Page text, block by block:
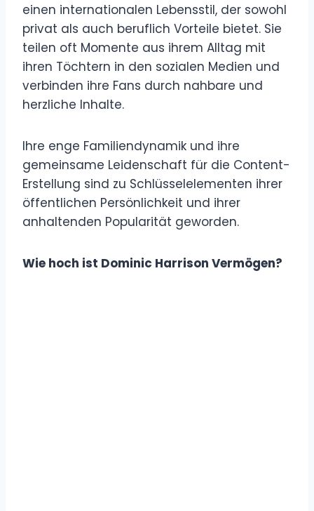
einen internationalen Lebensstil, der sowohl
privat als auch beruflich Vorteile bietet. Sie
teilen oft Momente aus ihrem Alltag mit
ihren Töchtern in den sozialen Medien und
verbinden ihre Fans durch nahbare und
herzliche Inhalte.
Ihre enge Familiendynamik und ihre
gemeinsame Leidenschaft für die Content-
Erstellung sind zu Schlüsselelementen ihrer
öffentlichen Persönlichkeit und ihrer
anhaltenden Popularität geworden.
Wie hoch ist Dominic Harrison Vermögen?